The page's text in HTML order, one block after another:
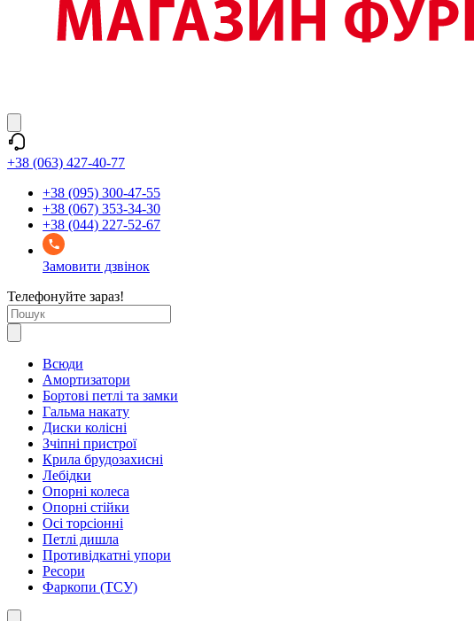
+38 (063) 427-40-77
+38 (095) 300-47-55
+38 (067) 353-34-30
+38 (044) 227-52-67
Замовити дзвінок
Телефонуйте зараз!
Всюди
Амортизатори
Бортові петлі та замки
Гальма накату
Диски колісні
Зчіпні пристрої
Крила брудозахисні
Лебідки
Опорні колеса
Опорні стійки
Осі торсіонні
Петлі дишла
Противідкатні упори
Ресори
Фаркопи (ТСУ)